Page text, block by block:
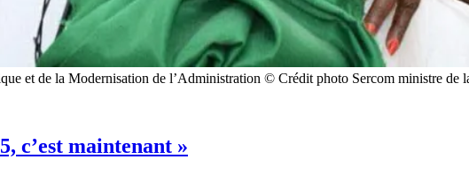
et de la Modernisation de l’Administration © Crédit photo Sercom ministre de
c’est maintenant »